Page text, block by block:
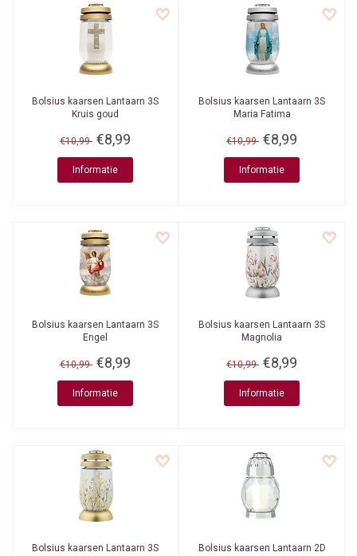
Bolsius kaarsen Lantaarn 3S
Kruis goud
€10,99 €8,99
Informatie
Bolsius kaarsen Lantaarn 3S
Maria Fatima
€10,99 €8,99
Informatie
Bolsius kaarsen Lantaarn 3S
Engel
€10,99 €8,99
Informatie
Bolsius kaarsen Lantaarn 3S
Magnolia
€10,99 €8,99
Informatie
Bolsius kaarsen Lantaarn 3S
Bolsius kaarsen Lantaarn 2D